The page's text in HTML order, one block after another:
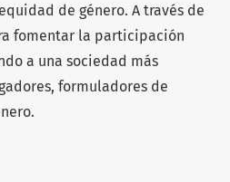
de género. A través de
fomentar la participación
a una sociedad más
formuladores de